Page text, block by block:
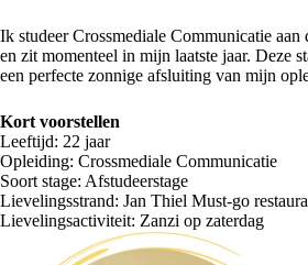
Ik studeer Crossmediale Communicatie
en zit momenteel in mijn laatste jaar. Deze
een perfecte zonnige afsluiting van mijn
Kort voorstellen
Leeftijd: 22 jaar
Opleiding: Crossmediale Communicatie
Soort stage: Afstudeerstage
Lievelingsstrand: Jan Thiel Must-go
Lievelingsactiviteit: Zanzi op zaterdag